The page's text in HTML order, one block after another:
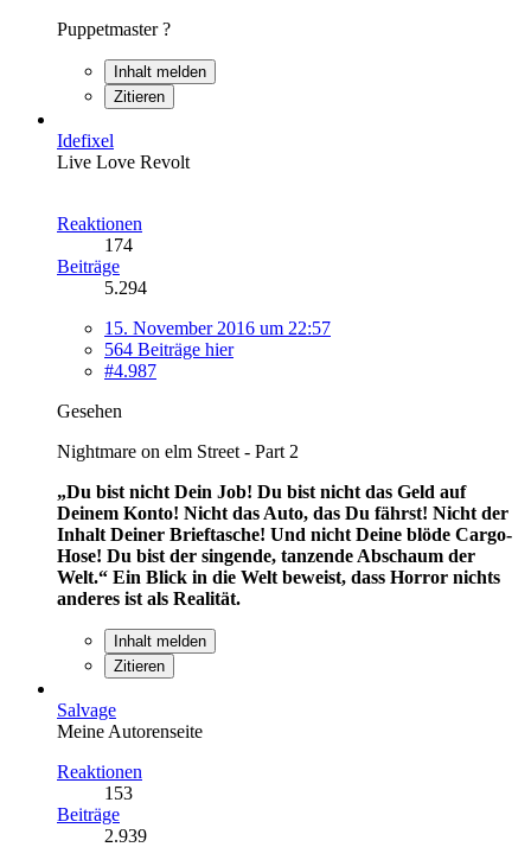
Puppetmaster ?
Inhalt melden
Zitieren
Idefixel
Live Love Revolt
Reaktionen
174
Beiträge
5.294
15. November 2016 um 22:57
564 Beiträge hier
#4.987
Gesehen
Nightmare on elm Street - Part 2
„Du bist nicht Dein Job! Du bist nicht das Geld auf
Deinem Konto! Nicht das Auto, das Du fährst! Nicht der
Inhalt Deiner Brieftasche! Und nicht Deine blöde Cargo-
Hose! Du bist der singende, tanzende Abschaum der
Welt.“ Ein Blick in die Welt beweist, dass Horror nichts
anderes ist als Realität.
Inhalt melden
Zitieren
Salvage
Meine Autorenseite
Reaktionen
153
Beiträge
2.939